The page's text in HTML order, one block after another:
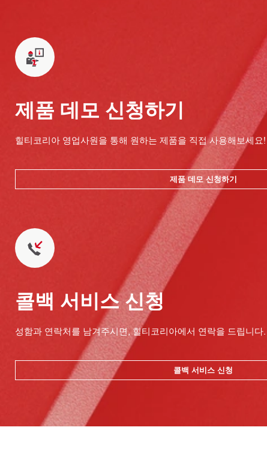
제품 데모 신청하기
힐티코리아 영업사원을 통해 원하는 제품을 직접 사용해보세요!
제품 데모 신청하기
콜백 서비스 신청
성함과 연락처를 남겨주시면, 힐티코리아에서 연락을 드립니다.
콜백 서비스 신청